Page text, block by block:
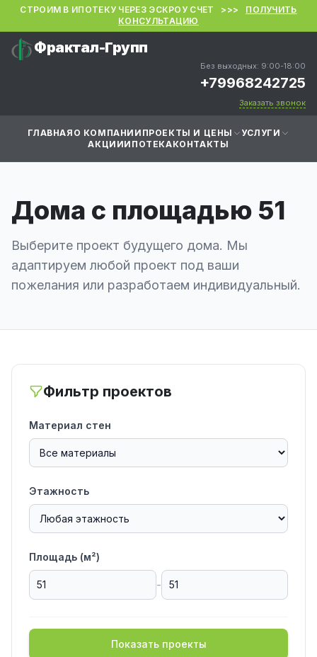
СТРОИМ В ИПОТЕКУ ЧЕРЕЗ ЭСКРОУ СЧЕТ >>> ПОЛУЧИТЬ
КОНСУЛЬТАЦИЮ
Фрактал-Групп
Без выходных: 9:00-18:00
+79968242725
Заказать звонок
ГЛАВНАЯ О КОМПАНИИ ПРОЕКТЫ И ЦЕНЫ
УСЛУГИ
АКЦИИИПОТЕКАКОНТАКТЫ
Дома с площадью 51
Выберите проект будущего дома. Мы
адаптируем любой проект под ваши
пожелания или разработаем индивидуальный.
Фильтр проектов
Материал стен
Этажность
Площадь (м²)
-
Показать проекты